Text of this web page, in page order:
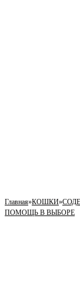
Главная»КОШКИ»
ПОМОЩЬ В ВЫБОРЕ